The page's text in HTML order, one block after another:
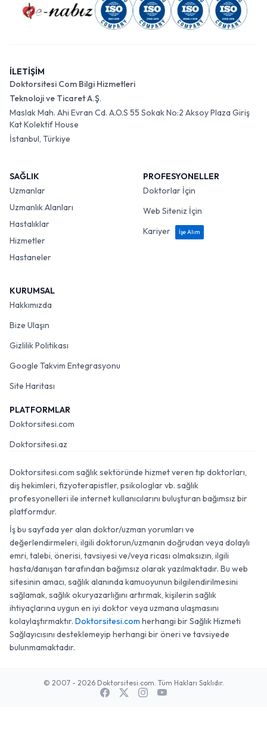
İLETİŞİM
Doktorsitesi Com Bilgi Hizmetleri
Teknoloji ve Ticaret A.Ş.
Maslak Mah. Ahi Evran Cd. A.O.S 55 Sokak No:2 Aksoy Plaza Giriş
Kat Kolektif House
İstanbul, Türkiye
SAĞLIK
Uzmanlar
Uzmanlık Alanları
Hastalıklar
Hizmetler
Hastaneler
PROFESYONELLER
Doktorlar İçin
Web Siteniz İçin
Kariyer
İşe Alım
KURUMSAL
Hakkımızda
Bize Ulaşın
Gizlilik Politikası
Google Takvim Entegrasyonu
Site Haritası
PLATFORMLAR
Doktorsitesi.com
Doktorsitesi.az
Doktorsitesi.com sağlık sektöründe hizmet veren tıp doktorları,
diş hekimleri, fizyoterapistler, psikologlar vb. sağlık
profesyonelleri ile internet kullanıcılarını buluşturan bağımsız bir
platformdur.
İş bu sayfada yer alan doktor/uzman yorumları ve
değerlendirmeleri, ilgili doktorun/uzmanın doğrudan veya dolaylı
emri, talebi, önerisi, tavsiyesi ve/veya ricası olmaksızın, ilgili
hasta/danışan tarafından bağımsız olarak yazılmaktadır. Bu web
sitesinin amacı, sağlık alanında kamuoyunun bilgilendirilmesini
sağlamak, sağlık okuryazarlığını artırmak, kişilerin sağlık
ihtiyaçlarına uygun en iyi doktor veya uzmana ulaşmasını
kolaylaştırmaktır. Doktorsitesi.com herhangi bir Sağlık Hizmeti
Sağlayıcısını desteklemeyip herhangi bir öneri ve tavsiyede
bulunmamaktadır.
© 2007 - 2026 Doktorsitesi.com. Tüm Hakları Saklıdır.